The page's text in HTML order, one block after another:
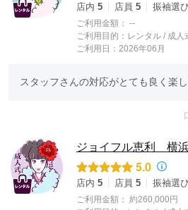
店内 5 店員 5 振袖選
ご利用金額： --
ご利用目的： レンタル / 成人
ご利用日：2026年06月
スタッフさんの対応がとても良く楽
ジョイフル恵利 横
5.0
店内 5 店員 5 振袖選
ご利用金額： 約260,000円